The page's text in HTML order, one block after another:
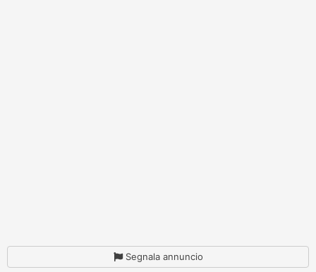
Segnala annuncio